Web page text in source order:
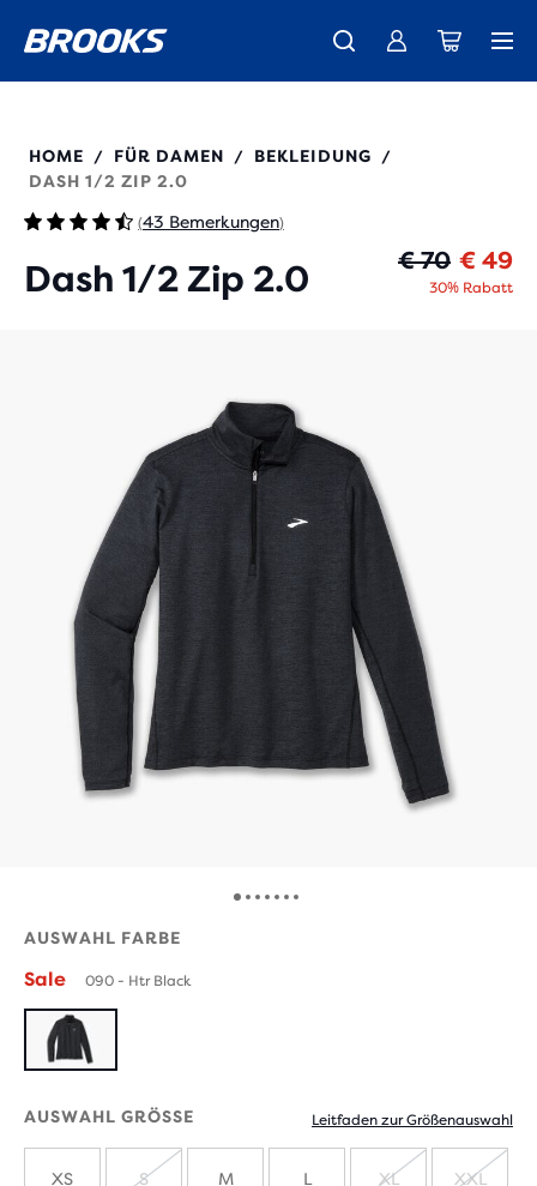
Kostenloser Versand für alle Bestellungen über € 100
Der brandneue Ghost Amp ist da - Shop Damen Herren
Wir präsentieren die neue Cascadia Kollektion - Jetzt kaufen
221651
HOME / FÜR DAMEN / BEKLEIDUNG
/
DASH 1/2 ZIP 2.0
(43 Bemerkungen)
Dash 1/2 Zip 2.0 € 70 € 49
30% Rabatt
AUSWAHL FARBE
Sale 090 - Htr Black
AUSWAHL GRÖSSE Leitfaden zur Größenauswahl
XS S M L XL XXL